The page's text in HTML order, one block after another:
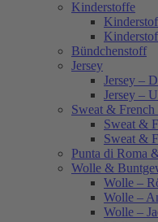
Kinderstoffe
Bündchenstoff
Jersey
Jersey –
Jersey –
Sweat & French
Sweat &
Sweat &
Punta di Roma
Wolle &
Wolle –
Wolle –
Wolle –